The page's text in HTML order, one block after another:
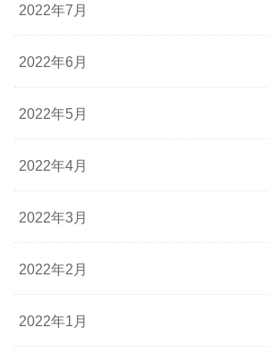
2022年7月
2022年6月
2022年5月
2022年4月
2022年3月
2022年2月
2022年1月